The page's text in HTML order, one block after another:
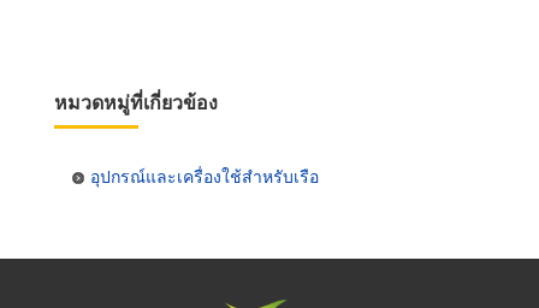
หมวดหมู่ที่เกี่ยวข้อง
อุปกรณ์และเครื่องใช้สำหรับเรือ